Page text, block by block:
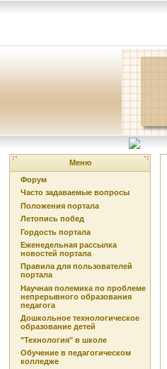
Меню
Форум
Часто задаваемые вопросы
Положения портала
Летопись побед
Гордость портала
Еженедельная рассылка
новостей портала
Правила для пользователей
портала
Научная полемика по проблеме
непрерывного образования
педагога
Дошкольное технологическое
образование детей
"Технология" в школе
Обучение в педагогическом
колледже